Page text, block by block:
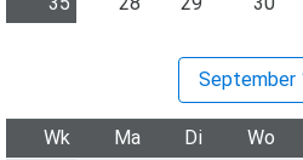
September
Wk Ma Di Wo